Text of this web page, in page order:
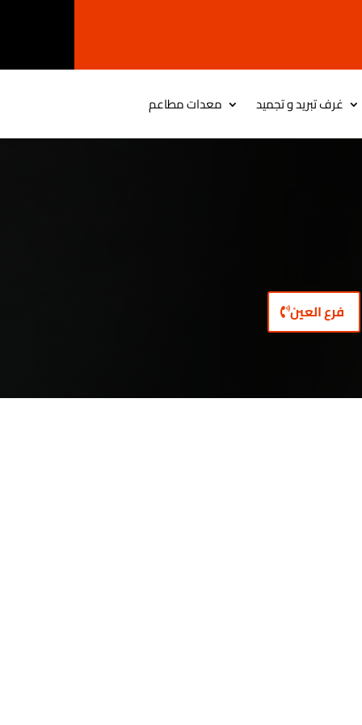
غرف تبريد و تجميد معدات مطاعم
فرع العين